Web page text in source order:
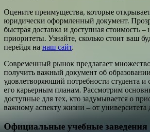
Оцените преимущества, которые
юридически оформленный документ.
быстрая доставка и доступная стоимость
приоритеты. Узнайте, сколько стоит ваш
перейдя на наш сайт.
Современный рынок предлагает
получить важный документ об
удовлетворяющий потребности студента и
его карьерным планам. Рассмотрим
доступные для тех, кто задумывается о
важному аспекту жизни – от университета
Официальные учебные заведения